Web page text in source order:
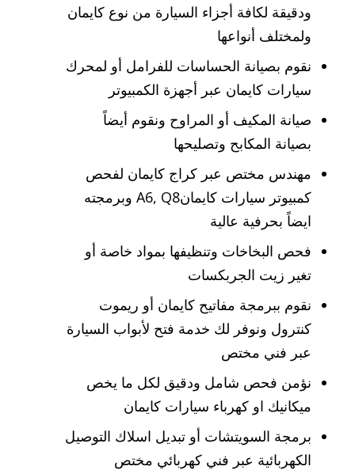
ودقيقة لكافة أجزاء السيارة من نوع كايمان
ولمختلف أنواعها
نقوم بصيانة الحساسات للفرامل أو لمحرك
سيارات كايمان عبر أجهزة الكمبيوتر
صيانة المكيف أو المراوح ونقوم أيضاً
بصيانة المكابح وتصليحها
مهندس مختص عبر كراج كايمان لفحص
كمبيوتر سيارات كايمانA6, Q8 وبرمجته
ايضاً بحرفية عالية
فحص البخاخات وتنظيفها بمواد خاصة أو
تغير زيت الجربكسات
نقوم ببرمجة مفاتيح كايمان أو ريموت
كنترول ونوفر لك خدمة فتح لأبواب السيارة
عبر فني مختص
نؤمن فحص شامل ودقيق لكل ما يخص
ميكانيك او كهرباء سيارات كايمان
برمجة السويتشات أو تبديل اسلاك التوصيل
الكهربائية عبر فني كهربائي مختص